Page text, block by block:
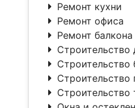
Ремонт кухни
Ремонт офиса
Ремонт балкона
Строительство
Строительство
Строительство
Строительство